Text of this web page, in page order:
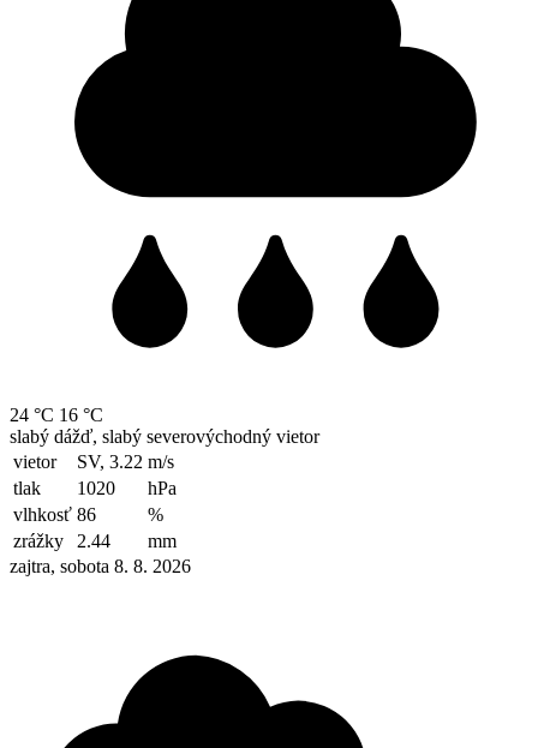
24 °C 16 °C
slabý dážď, slabý severovýchodný vietor
vietor
SV, 3.22 m/s
tlak
1020
hPa
vlhkosť 86
%
zrážky
2.44
mm
zajtra, sobota 8. 8. 2026